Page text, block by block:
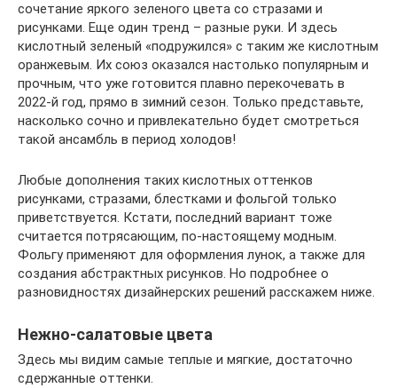
сочетание яркого зеленого цвета со стразами и
рисунками. Еще один тренд – разные руки. И здесь
кислотный зеленый «подружился» с таким же кислотным
оранжевым. Их союз оказался настолько популярным и
прочным, что уже готовится плавно перекочевать в
2022-й год, прямо в зимний сезон. Только представьте,
насколько сочно и привлекательно будет смотреться
такой ансамбль в период холодов!
Любые дополнения таких кислотных оттенков
рисунками, стразами, блестками и фольгой только
приветствуется. Кстати, последний вариант тоже
считается потрясающим, по-настоящему модным.
Фольгу применяют для оформления лунок, а также для
создания абстрактных рисунков. Но подробнее о
разновидностях дизайнерских решений расскажем ниже.
Нежно-салатовые цвета
Здесь мы видим самые теплые и мягкие, достаточно
сдержанные оттенки.